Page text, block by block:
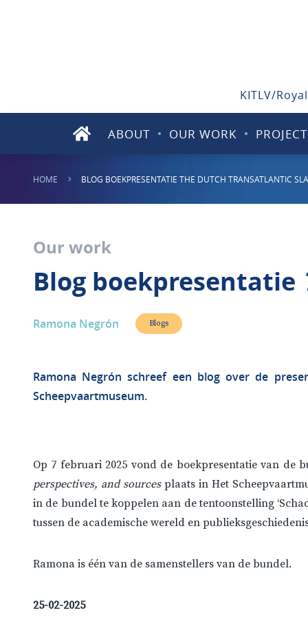
KITLV/
ABOUT OUR WORK
HOME BLOG BOEKPRESENTATIE THE DUTCH TRANSATLANTIC
Our work
Blog boekpresentatie
Ramona Negrón Blogs
Ramona Negrón schreef een blog over de
Scheepvaartmuseum.
Op 7 februari 2025 vond de boekpresentatie van de
perspectives, and sourcesplaats in Het
in de bundel te koppelen aan de tentoonstelling
tussen de academische wereld en
Ramona is één van de samenstellers van de bundel.
25-02-2025